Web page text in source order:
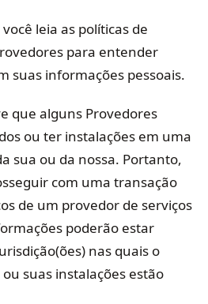
leia as políticas de
para entender
suas informações pessoais.
que alguns Provedores
ou ter instalações em uma
sua ou da nossa. Portanto,
com uma transação
de um provedor de serviços
poderão estar
nas quais o
suas instalações estão